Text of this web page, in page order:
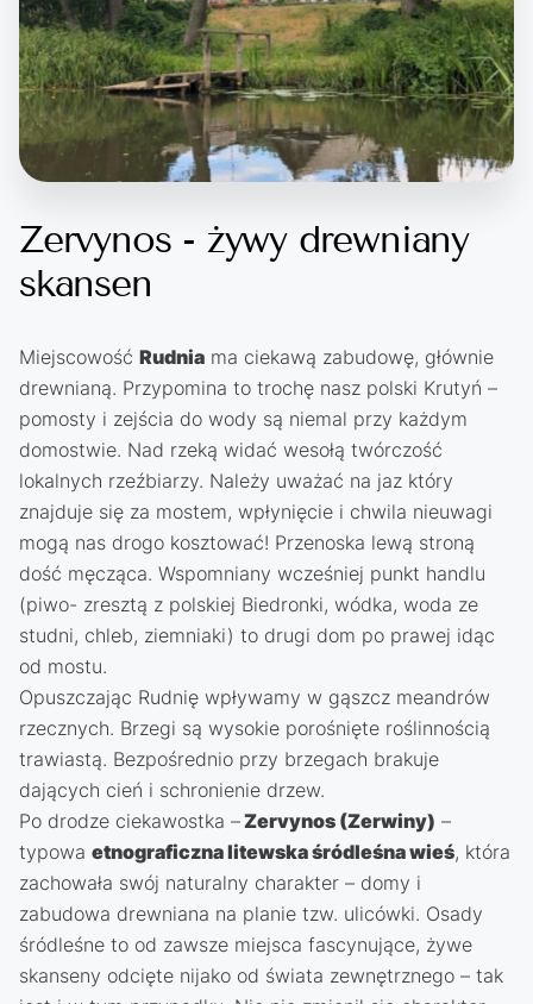
Zervynos - żywy drewniany
skansen
Miejscowość Rudnia ma ciekawą zabudowę, głównie
drewnianą. Przypomina to trochę nasz polski Krutyń –
pomosty i zejścia do wody są niemal przy każdym
domostwie. Nad rzeką widać wesołą twórczość
lokalnych rzeźbiarzy. Należy uważać na jaz który
znajduje się za mostem, wpłynięcie i chwila nieuwagi
mogą nas drogo kosztować! Przenoska lewą stroną
dość męcząca. Wspomniany wcześniej punkt handlu
(piwo- zresztą z polskiej Biedronki, wódka, woda ze
studni, chleb, ziemniaki) to drugi dom po prawej idąc
od mostu.
Opuszczając Rudnię wpływamy w gąszcz meandrów
rzecznych. Brzegi są wysokie porośnięte roślinnością
trawiastą. Bezpośrednio przy brzegach brakuje
dających cień i schronienie drzew.
Po drodze ciekawostka –Zervynos (Zerwiny) –
typowa etnograficzna litewska śródleśna wieś, która
zachowała swój naturalny charakter – domy i
zabudowa drewniana na planie tzw. ulicówki. Osady
śródleśne to od zawsze miejsca fascynujące, żywe
skanseny odcięte nijako od świata zewnętrznego – tak